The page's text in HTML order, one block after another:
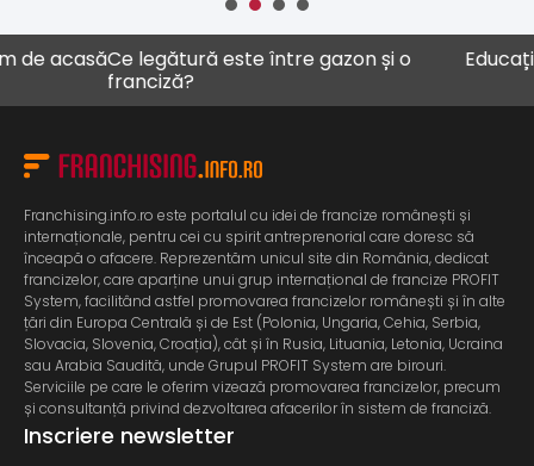
Ce legătură este între gazon și o
franciză?
Educația
Franchising.info.ro este portalul cu idei de francize românești și
internaționale, pentru cei cu spirit antreprenorial care doresc să
înceapă o afacere. Reprezentăm unicul site din România, dedicat
francizelor, care aparține unui grup internațional de francize PROFIT
System, facilitând astfel promovarea francizelor românești și în alte
țări din Europa Centrală și de Est (Polonia, Ungaria, Cehia, Serbia,
Slovacia, Slovenia, Croația), cât și în Rusia, Lituania, Letonia, Ucraina
sau Arabia Saudită, unde Grupul PROFIT System are birouri.
Serviciile pe care le oferim vizează promovarea francizelor, precum
și consultanță privind dezvoltarea afacerilor în sistem de franciză.
Inscriere newsletter